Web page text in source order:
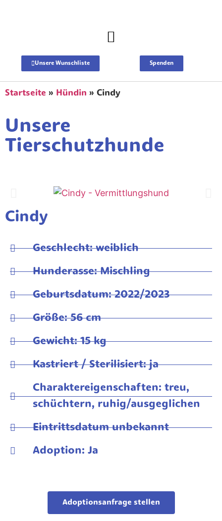
Unsere Wunschliste Spenden
Startseite » Hündin » Cindy
Unsere
Tierschutzhunde
Cindy
Geschlecht: weiblich
Hunderasse: Mischling
Geburtsdatum: 2022/2023
Größe: 56 cm
Gewicht: 15 kg
Kastriert / Sterilisiert: ja
Charaktereigenschaften: treu,
schüchtern, ruhig/ausgeglichen
Eintrittsdatum unbekannt
Adoption: Ja
Adoptionsanfrage stellen